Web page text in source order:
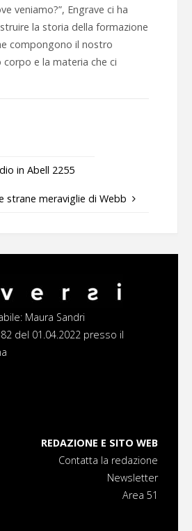
veniamo?”, Engrave ci ha
la storia della formazione
compongono il nostro
e la materia che ci
in Abell 2255
strane meraviglie di Webb
Maura Sandri
del 01.04.2022 presso il
REDAZIONE E SITO WEB
Contatta la redazione
Newsletter
Area 51